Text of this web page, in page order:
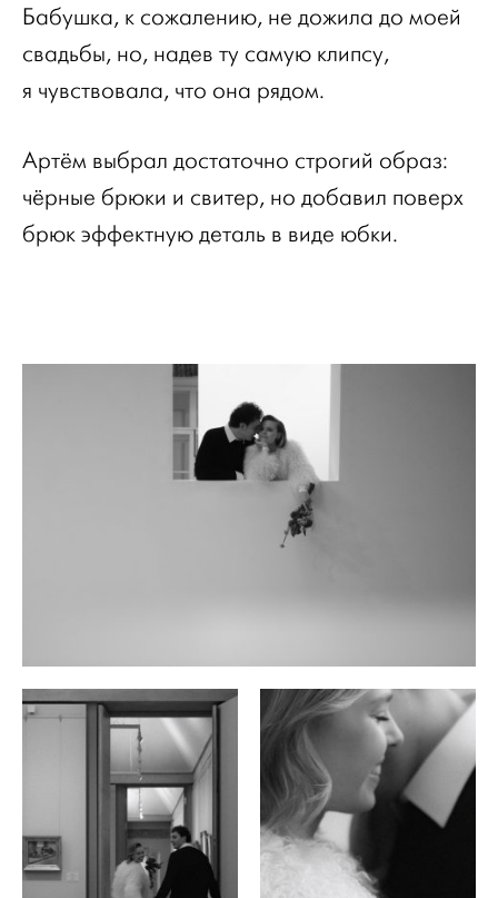
Бабушка, к сожалению, не дожила до моей
свадьбы, но, надев ту самую клипсу,
я чувствовала, что она рядом.
Артём выбрал достаточно строгий образ:
чёрные брюки и свитер, но добавил поверх
брюк эффектную деталь в виде юбки.